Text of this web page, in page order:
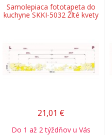
Samolepiaca fototapeta do
kuchyne SKKI-5032 Žlté kvety
21,01 €
Do 1 až 2 týždňov u Vás